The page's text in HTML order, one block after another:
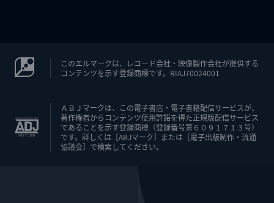
このエルマークは、レコード会社・映像製作会社が提供する
コンテンツを示す登録商標です。RIAJ70024001
ＡＢＪマークは、この電子書店・電子書籍配信サービスが、
著作権者からコンテンツ使用許諾を得た正規版配信サービス
であることを示す登録商標（登録番号第６０９１７１３号）
です。詳しくは［ABJマーク］または［電子出版制作・流通
協議会］で検索してください。